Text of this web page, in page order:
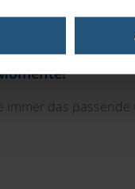
das passende